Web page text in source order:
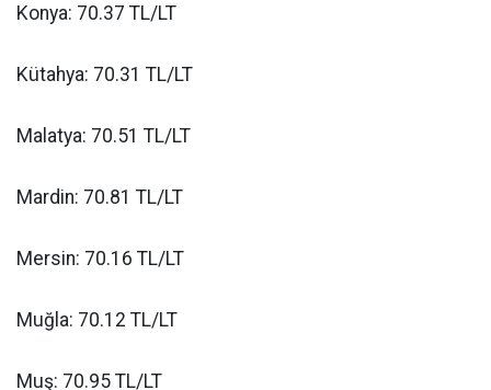
Konya: 70.37 TL/LT
Kütahya: 70.31 TL/LT
Malatya: 70.51 TL/LT
Mardin: 70.81 TL/LT
Mersin: 70.16 TL/LT
Muğla: 70.12 TL/LT
Muş: 70.95 TL/LT